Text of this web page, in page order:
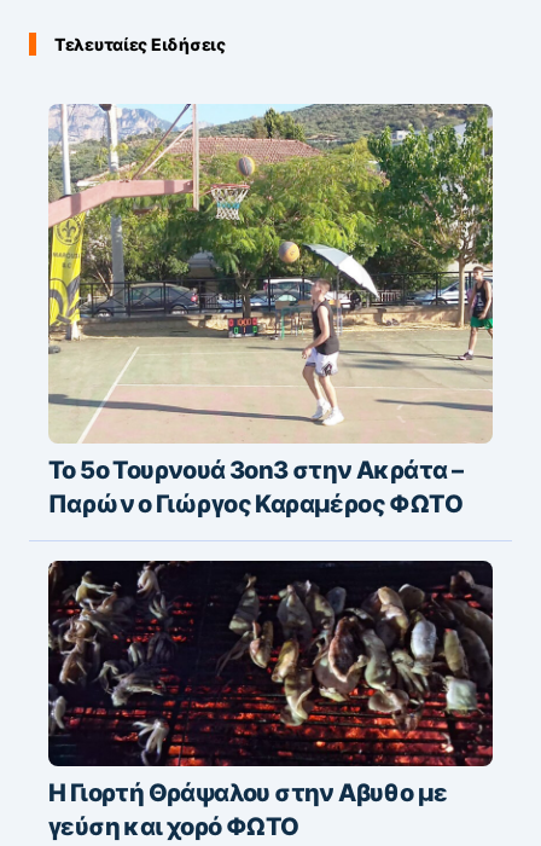
Τελευταίες Ειδήσεις
Το 5ο Τουρνουά 3on3 στην Ακράτα –
Παρών ο Γιώργος Καραμέρος ΦΩΤΟ
Η Γιορτή Θράψαλου στην Αβυθο με
γεύση και χορό ΦΩΤΟ